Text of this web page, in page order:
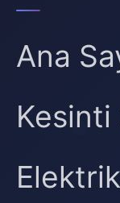
Ana
Kesinti